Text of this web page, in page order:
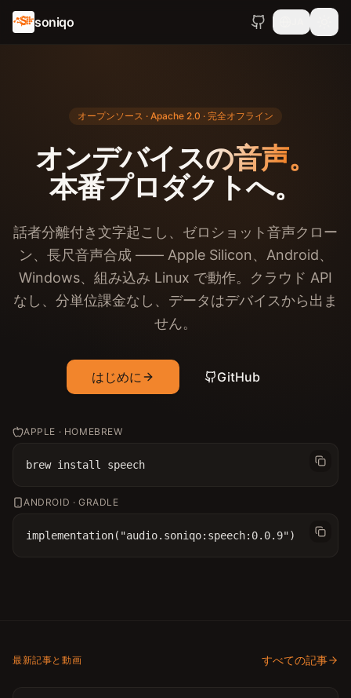
soniqo
オープンソース · Apache 2.0 · 完全オフライン
オンデバイスの音声。
本番プロダクトへ。
話者分離付き文字起こし、ゼロショット音声クロー
ン、長尺音声合成 —— Apple Silicon、Android、
Windows、組み込み Linux で動作。クラウド API
なし、分単位課金なし、データはデバイスから出ま
せん。
はじめに GitHub
APPLE · HOMEBREW
brew install speech
ANDROID · GRADLE
implementation("audio.soniqo:speech:0.0.9")
最新記事と動画 すべての記事